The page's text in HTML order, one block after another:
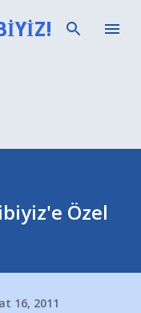
Özel
16, 2011